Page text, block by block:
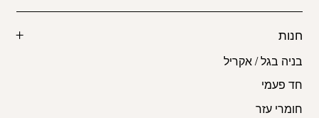
חנות
בניה בגל / אקריל
חד פעמי
חומרי עזר